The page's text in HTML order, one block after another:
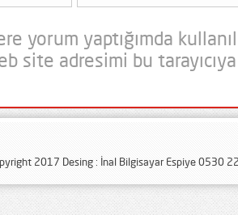
yorum yaptığımda
site adresimi bu
2017 Desing : İnal Bilgisayar Espiye 0530